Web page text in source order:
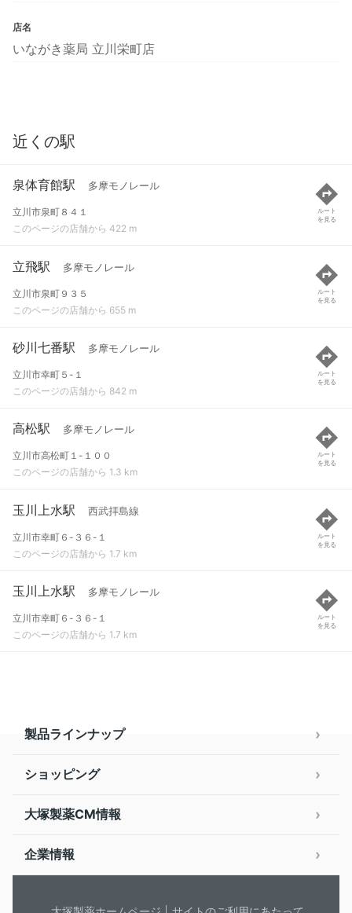
店名
いながき薬局 立川栄町店
近くの駅
泉体育館駅 多摩モノレール
立川市泉町８４１
このページの店舗から 422 m
ルート
を見る
立飛駅 多摩モノレール
立川市泉町９３５
このページの店舗から 655 m
ルート
を見る
砂川七番駅 多摩モノレール
立川市幸町５-１
このページの店舗から 842 m
ルート
を見る
高松駅 多摩モノレール
立川市高松町１-１００
このページの店舗から 1.3 km
ルート
を見る
玉川上水駅 西武拝島線
立川市幸町６-３６-１
このページの店舗から 1.7 km
ルート
を見る
玉川上水駅 多摩モノレール
立川市幸町６-３６-１
このページの店舗から 1.7 km
ルート
を見る
製品ラインナップ
ショッピング
大塚製薬CM情報
企業情報